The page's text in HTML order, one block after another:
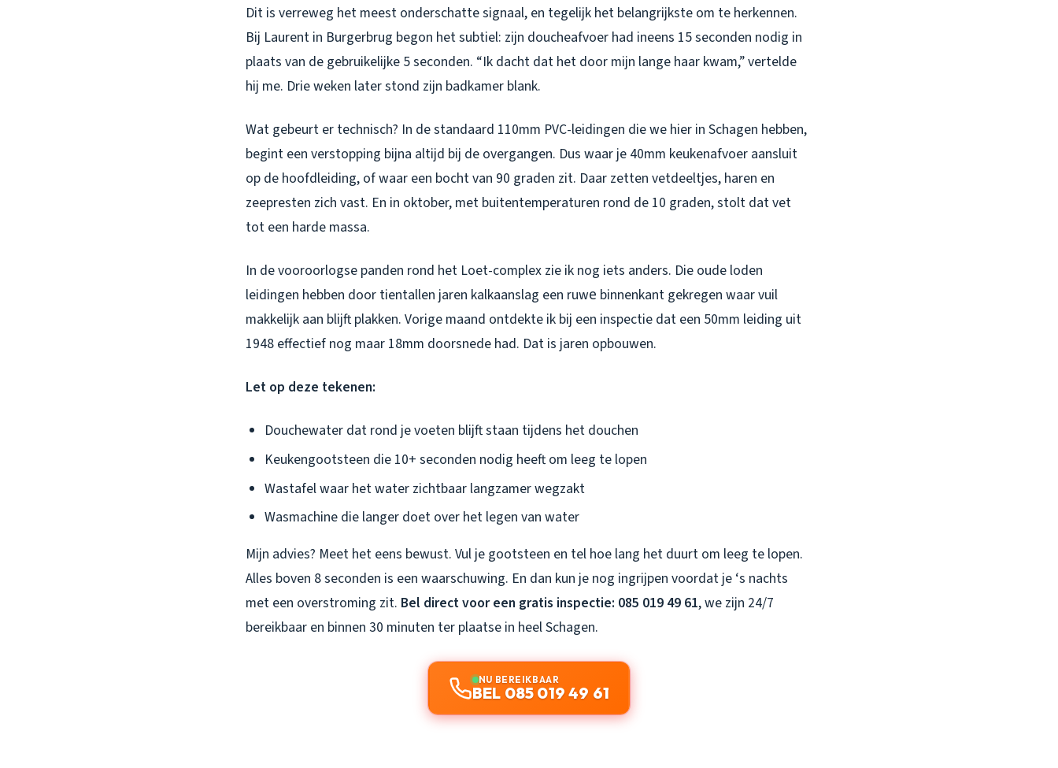
Dit is verreweg het meest onderschatte signaal, en tegelijk het belangrijkste om te herkennen.
Bij Laurent in Burgerbrug begon het subtiel: zijn doucheafvoer had ineens 15 seconden nodig in
plaats van de gebruikelijke 5 seconden. “Ik dacht dat het door mijn lange haar kwam,” vertelde
hij me. Drie weken later stond zijn badkamer blank.
Wat gebeurt er technisch? In de standaard 110mm PVC-leidingen die we hier in Schagen hebben,
begint een verstopping bijna altijd bij de overgangen. Dus waar je 40mm keukenafvoer aansluit
op de hoofdleiding, of waar een bocht van 90 graden zit. Daar zetten vetdeeltjes, haren en
zeepresten zich vast. En in oktober, met buitentemperaturen rond de 10 graden, stolt dat vet
tot een harde massa.
In de vooroorlogse panden rond het Loet-complex zie ik nog iets anders. Die oude loden
leidingen hebben door tientallen jaren kalkaanslag een ruwе binnenkant gekregen waar vuil
makkelijk aan blijft plakken. Vorige maand ontdekte ik bij een inspectie dat een 50mm leiding uit
1948 effectief nog maar 18mm doorsnede had. Dat is jaren opbouwen.
Let op deze tekenen:
Douchewater dat rond je voeten blijft staan tijdens het douchen
Keukengootsteen die 10+ seconden nodig heeft om leeg te lopen
Wastafel waar het water zichtbaar langzamer wegzakt
Wasmachine die langer doet over het legen van water
Mijn advies? Meet het eens bewust. Vul je gootsteen en tel hoe lang het duurt om leeg te lopen.
Alles boven 8 seconden is een waarschuwing. En dan kun je nog ingrijpen voordat je ‘s nachts
met een overstroming zit. Bel direct voor een gratis inspectie: 085 019 49 61, we zijn 24/7
bereikbaar en binnen 30 minuten ter plaatse in heel Schagen.
NU BEREIKBAAR
BEL 085 019 49 61